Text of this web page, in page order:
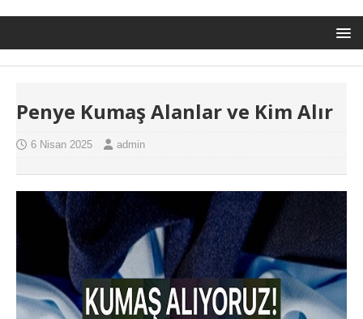
Penye Kumaş Alanlar ve Kim Alır
6 Nisan 2025 admin